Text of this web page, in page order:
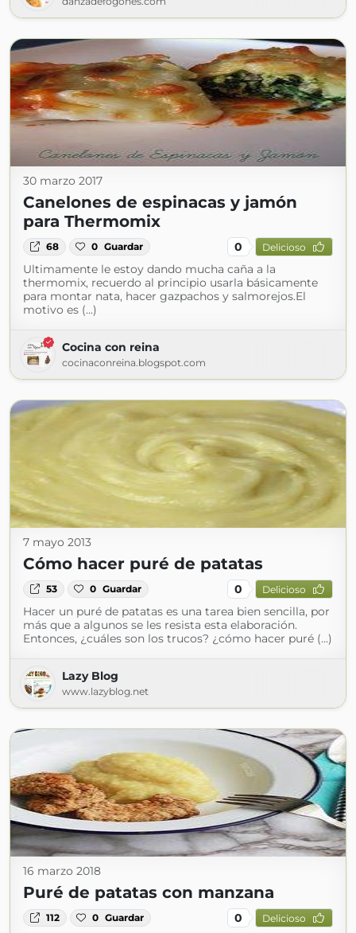
30 marzo 2017
Canelones de espinacas y jamón
para Thermomix
68 0 Guardar 0 Delicioso
Ultimamente le estoy dando mucha caña a la
thermomix, recuerdo al principio usarla básicamente
para montar nata, hacer gazpachos y salmorejos.El
motivo es (...)
Cocina con reina
cocinaconreina.blogspot.com
7 mayo 2013
Cómo hacer puré de patatas
53 0 Guardar 0 Delicioso
Hacer un puré de patatas es una tarea bien sencilla, por
más que a algunos se les resista esta elaboración.
Entonces, ¿cuáles son los trucos? ¿cómo hacer puré (...)
Lazy Blog
www.lazyblog.net
16 marzo 2018
Puré de patatas con manzana
112 0 Guardar 0 Delicioso